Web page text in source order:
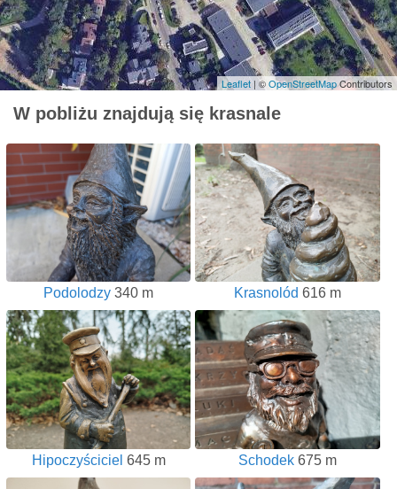
Leaflet | ©OpenStreetMapContributors
W pobliżu znajdują się krasnale
Podolodzy 340 m Krasnolód 616 m
Hipoczyściciel 645 m Schodek675 m